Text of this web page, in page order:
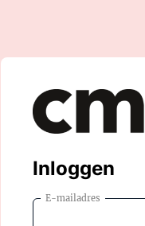
Inloggen
E-mailadres